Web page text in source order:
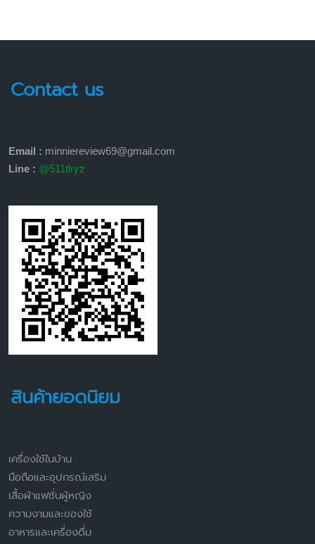
Contact us
Email : minniereview69@gmail.com
Line : @511tlryz
สินค้ายอดนิยม
เครื่องใช้ในบ้าน
มือถือและอุปกรณ์เสริม
เสื้อผ้าแฟชั่นผู้หญิง
ความงามและของใช้
อาหารและเครื่องดื่ม